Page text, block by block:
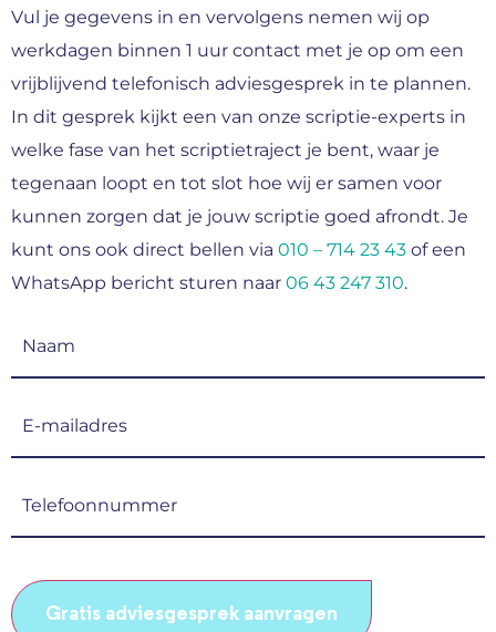
Vul je gegevens in en vervolgens nemen wij op
werkdagen binnen 1 uur contact met je op om een
vrijblijvend telefonisch adviesgesprek in te plannen.
In dit gesprek kijkt een van onze scriptie-experts in
welke fase van het scriptietraject je bent, waar je
tegenaan loopt en tot slot hoe wij er samen voor
kunnen zorgen dat je jouw scriptie goed afrondt. Je
kunt ons ook direct bellen via 010 – 714 23 43 of een
WhatsApp bericht sturen naar 06 43 247 310.